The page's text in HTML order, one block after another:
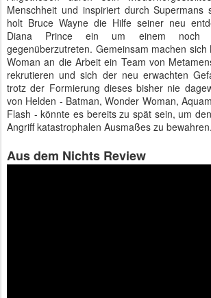
Menschheit und inspiriert durch Supermans
holt Bruce Wayne die Hilfe seiner neu
Diana Prince ein um einem noch
gegenüberzutreten. Gemeinsam machen
Woman an die Arbeit ein Team von
rekrutieren und sich der neu erwachten
trotz der Formierung dieses bisher nie
von Helden - Batman, Wonder Woman,
Flash - könnte es bereits zu spät sein, um
Angriff katastrophalen Ausmaßes zu bewahren.
Aus dem Nichts Review